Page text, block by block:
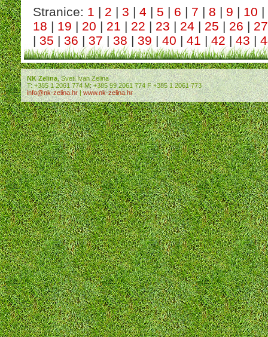
Stranice: 1 | 2 | 3 | 4 | 5 | 6 | 7 | 8 | 9 | 10 |
18 | 19 | 20 | 21 | 22 | 23 | 24 | 25 | 26 | 27
| 35 | 36 | 37 | 38 | 39 | 40 | 41 |42 | 43 |
NK Zelina, Sveti Ivan Zelina
T: +385 1 2061 774 M: +385 99 2061 774 F +385 1 2061 773
info@nk-zelina.hr|www.nk-zelina.hr